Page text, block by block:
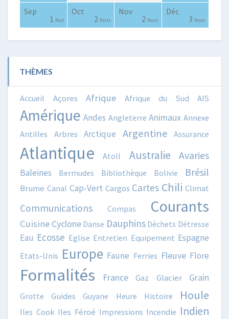
Sep
1 Post
Oct
2 Posts
Nov
2 Posts
Déc
3 Posts
THÈMES
Accueil Açores Afrique Afrique du Sud AIS
Amérique Andes Angleterre Animaux Annexe
Antilles
Arbres Arctique Argentine Assurance
Atlantique Atoll Australie Avaries
Baleines Bermudes Bibliothèque Bolivie Brésil
Brume Canal Cap-Vert Cargos Cartes Chili Climat
Communications Compas Courants
Cuisine Cyclone Danse Dauphins Déchets Détresse
Eau Ecosse Eglise Entretien Equipement Espagne
Etats-Unis Europe Faune Ferries Fleuve Flore
Formalités France Gaz Glacier Grain
Grotte Guides Guyane Heure Histoire Houle
Iles Cook Iles Féroé Impressions Incendie Indien